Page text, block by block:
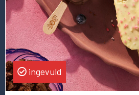
Data
Officer
ingevuld